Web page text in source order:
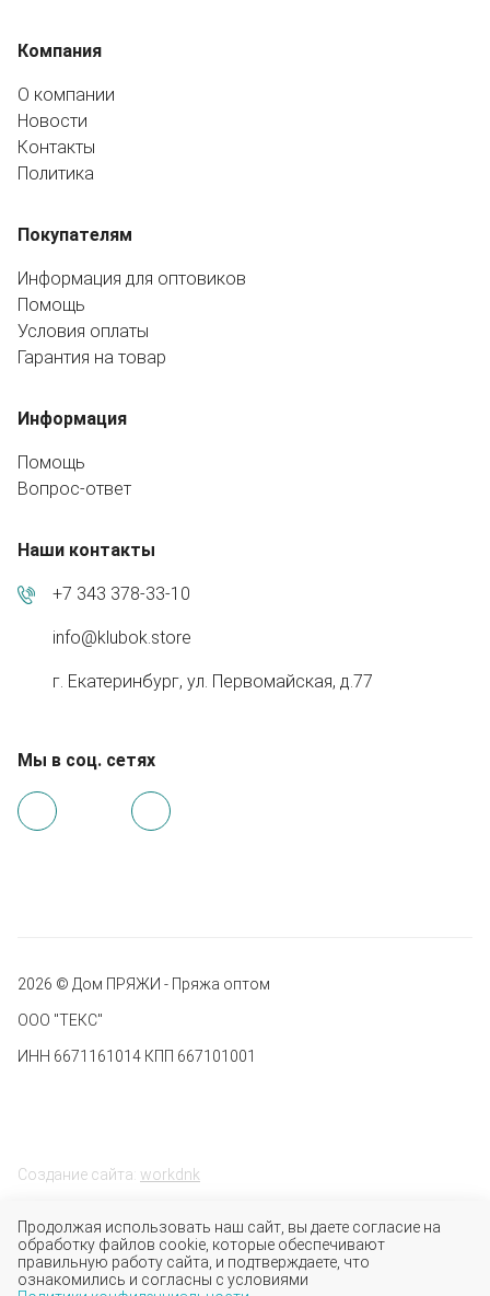
Компания
О компании
Новости
Контакты
Политика
Покупателям
Информация для оптовиков
Помощь
Условия оплаты
Гарантия на товар
Информация
Помощь
Вопрос-ответ
Наши контакты
+7 343 378-33-10
info@klubok.store
г. Екатеринбург, ул. Первомайская, д.77
Мы в соц. сетях
2026 © Дом ПРЯЖИ - Пряжа оптом
ООО "ТЕКС"
ИНН 6671161014 КПП 667101001
Создание сайта: workdnk
Продолжая использовать наш сайт, вы даете согласие на
обработку файлов cookie, которые обеспечивают
правильную работу сайта, и подтверждаете, что
ознакомились и согласны с условиями